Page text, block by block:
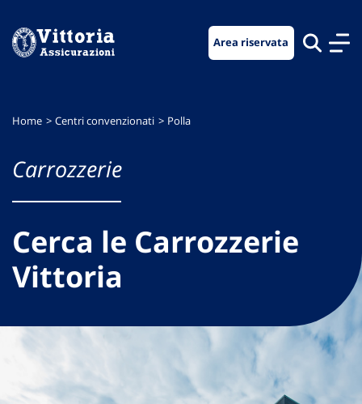
menu
contenuto
footer
Area riservata
Home Centri convenzionati Polla
Carrozzerie
Cerca le Carrozzerie
Vittoria